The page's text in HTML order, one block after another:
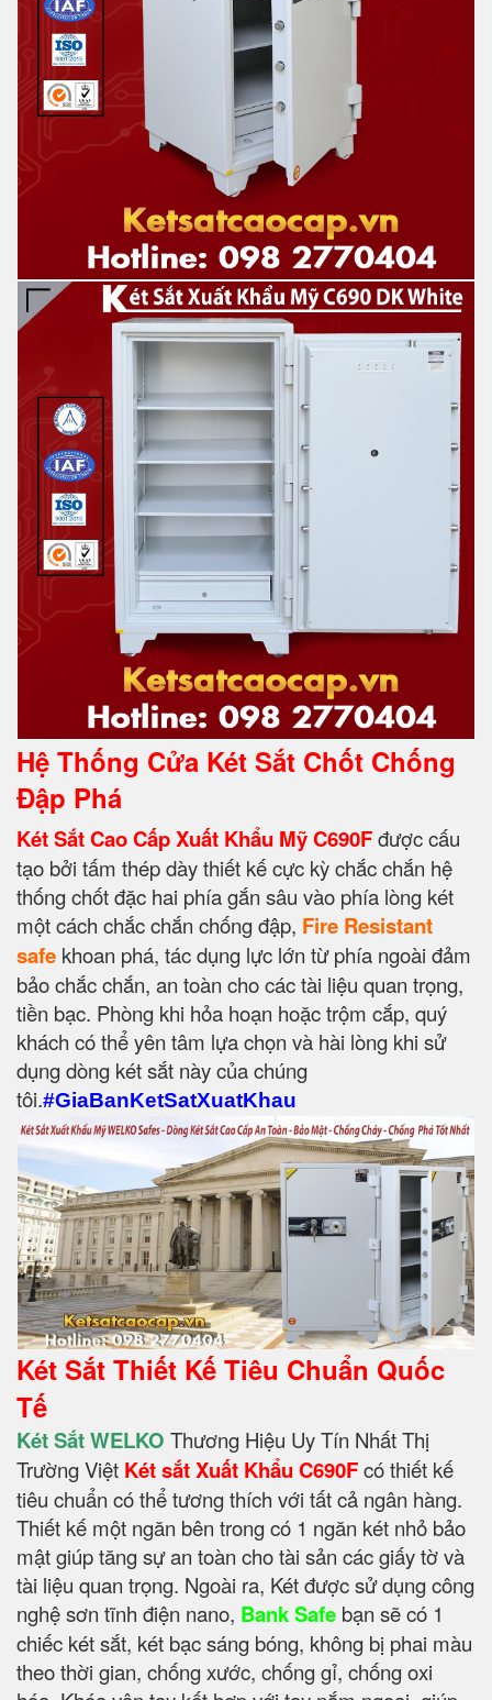
Hệ Thống Cửa Két Sắt Chốt Chống
Đập Phá
Két Sắt Cao Cấp Xuất Khẩu Mỹ C690Fđược cấu
tạo bởi tấm thép dày thiết kế cực kỳ chắc chắn hệ
thống chốt đặc hai phía gắn sâu vào phía lòng két
một cách chắc chắn chống đập, Fire Resistant
safe khoan phá, tác dụng lực lớn từ phía ngoài đảm
bảo chắc chắn, an toàn cho các tài liệu quan trọng,
tiền bạc. Phòng khi hỏa hoạn hoặc trộm cắp, quý
khách có thể yên tâm lựa chọn và hài lòng khi sử
dụng dòng két sắt này của chúng
tôi.#GiaBanKetSatXuatKhau
Két Sắt Thiết Kế Tiêu Chuẩn Quốc
Tế
Két Sắt WELKO Thương Hiệu Uy Tín Nhất Thị
Trường Việt Két sắt Xuất Khẩu C690Fcó thiết kế
tiêu chuẩn có thể tương thích với tất cả ngân hàng.
Thiết kế một ngăn bên trong có 1 ngăn két nhỏ bảo
mật giúp tăng sự an toàn cho tài sản các giấy tờ và
tài liệu quan trọng. Ngoài ra, Két được sử dụng công
nghệ sơn tĩnh điện nano, Bank Safe bạn sẽ có 1
chiếc két sắt, két bạc sáng bóng, không bị phai màu
theo thời gian, chống xước, chống gỉ, chống oxi